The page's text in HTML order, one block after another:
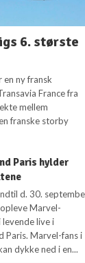
6. største
en ny fransk
France fra
mellem
franske storby
Paris hylder
d. 30.
Marvel-
levende live i
Paris. Marvel-fans i
dykke ned i en...